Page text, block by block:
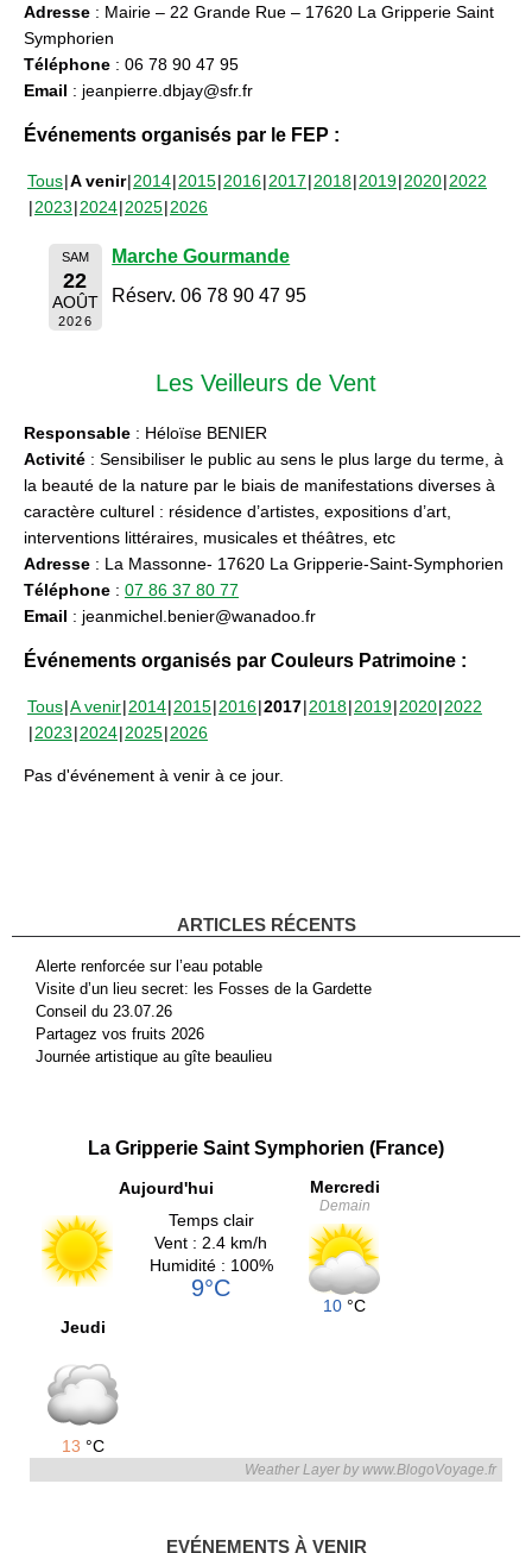
Adresse : Mairie – 22 Grande Rue – 17620 La Gripperie Saint
Symphorien
Téléphone : 06 78 90 47 95
Email : jeanpierre.dbjay@sfr.fr
Événements organisés par le FEP :
Tous A venir 2014 2015 2016 2017 2018 2019 2020 2022
2023 2024 2025 2026
SAM
22
AOÛT
2026
Marche Gourmande
Réserv. 06 78 90 47 95
Les Veilleurs de Vent
Responsable : Héloïse BENIER
Activité : Sensibiliser le public au sens le plus large du terme, à
la beauté de la nature par le biais de manifestations diverses à
caractère culturel : résidence d’artistes, expositions d’art,
interventions littéraires, musicales et théâtres, etc
Adresse : La Massonne- 17620 La Gripperie-Saint-Symphorien
Téléphone : 07 86 37 80 77
Email : jeanmichel.benier@wanadoo.fr
Événements organisés par Couleurs Patrimoine :
Tous A venir 2014 2015 2016 2017 2018 2019 2020 2022
2023 2024 2025 2026
Pas d'événement à venir à ce jour.
ARTICLES RÉCENTS
Alerte renforcée sur l’eau potable
Visite d’un lieu secret: les Fosses de la Gardette
Conseil du 23.07.26
Partagez vos fruits 2026
Journée artistique au gîte beaulieu
La Gripperie Saint Symphorien (France)
Aujourd'hui
Temps clair
Vent : 2.4 km/h
Humidité : 100%
9°C
Mercredi
Demain
10 °C
Jeudi
13 °C
Weather Layer by www.BlogoVoyage.fr
EVÉNEMENTS À VENIR